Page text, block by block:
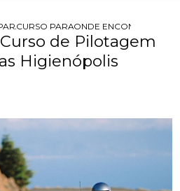
MOTOCICLISTAS
CURSO PARA MOTOCICLISTA
ONDE ENCONTRO
de Pilotagem
Higienópolis